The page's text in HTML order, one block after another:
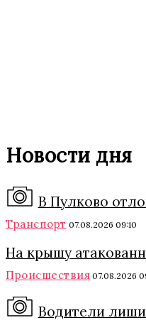
Новости дня
В Пулково
Транспорт 07.08.2026 09:10
На крышу
Происшествия 07.08.2026
Водители